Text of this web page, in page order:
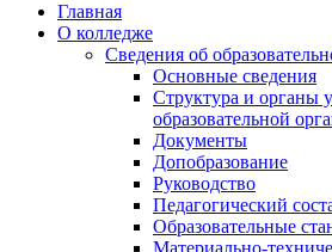
Главная
О колледже
Сведения об
Основные сведения
Структура и органы
образовательной
Документы
Допобразование
Руководство
Педагогический
Образовательные
Материально-